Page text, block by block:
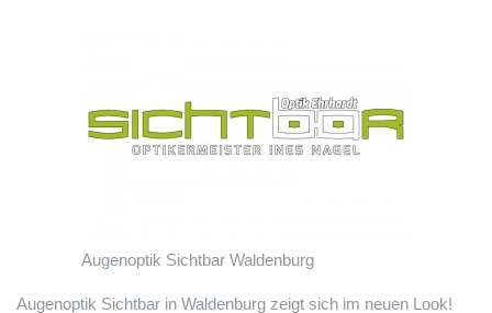
Augenoptik Sichtbar Waldenburg
Augenoptik Sichtbar in Waldenburg zeigt sich im neuen Look!